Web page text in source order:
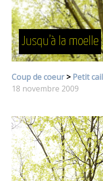
Jusqu’à la moelle
Coup de coeur>Petit
18 novembre 2009